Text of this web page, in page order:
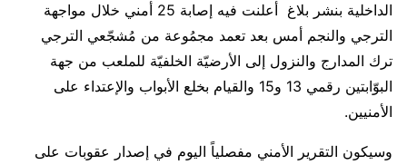
الداخلية بنشر بلاغ أعلنت فيه إصابة 25 أمني خلال مواجهة
الترجي والنجم أمس بعد تعمد مجمُوعة من مُشجّعي الترجي
ترك المدارج والنزول إلى الأرضيّة الخلفيّة للملعب من جهة
البوّابتين رقمي 13 و15 والقيام بخلع الأبواب والإعتداء على
الأمنيين.
وسيكون التقرير الأمني مفصلياً اليوم في إصدار عقوبات على